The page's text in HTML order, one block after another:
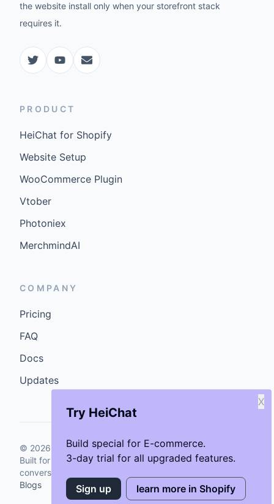
Try HeiChat
Build special for E-commerce.
3-day trial for all upgraded features.
X
Sign up learn more in Shopify
the website install only when your storefront stack
requires it.
PRODUCT
HeiChat for Shopify
Website Setup
WooCommerce Plugin
Vtober
Photoniex
MerchmindAI
COMPANY
Pricing
FAQ
Docs
Updates
© 2026 GenCybers Inc. All rights reserved.
Built for storefronts that want faster answers and cleaner
conversions.
Blogs